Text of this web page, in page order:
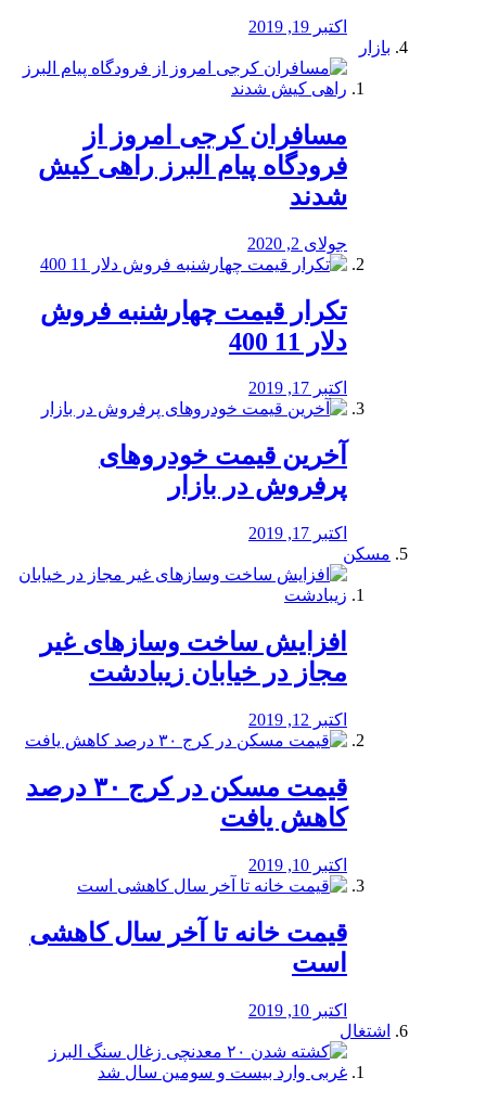
اکتبر 19, 2019
بازار
مسافران کرجی امروز از
فرودگاه پیام البرز راهی کیش
شدند
جولای 2, 2020
تکرار قیمت چهارشنبه فروش
دلار 11 400
اکتبر 17, 2019
آخرین قیمت خودرو‌های
پرفروش در بازار
اکتبر 17, 2019
مسکن
افزایش ساخت وسازهای غیر
مجاز در خیابان زیبادشت
اکتبر 12, 2019
️قیمت مسکن در کرج ۳۰ درصد
کاهش یافت
اکتبر 10, 2019
قیمت خانه تا آخر سال کاهشی
است
اکتبر 10, 2019
اشتغال